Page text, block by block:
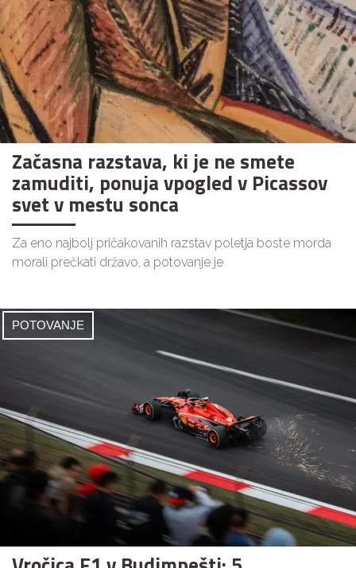
Začasna razstava, ki je ne smete
zamuditi, ponuja vpogled v Picassov
svet v mestu sonca
Za eno najbolj pričakovanih razstav poletja boste morda
morali prečkati državo, a potovanje je
POTOVANJE